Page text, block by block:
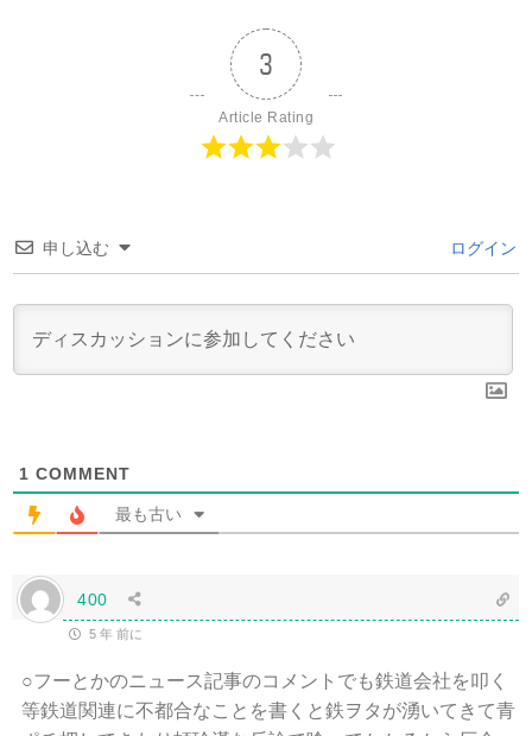
3
Article Rating
申し込む ログイン
1 COMMENT
最も古い
400
5 年 前に
○フーとかのニュース記事のコメントでも鉄道会社を叩く
等鉄道関連に不都合なことを書くと鉄ヲタが湧いてきて青